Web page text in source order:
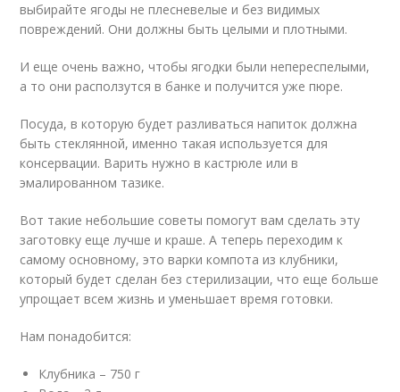
выбирайте ягоды не плесневелые и без видимых
повреждений. Они должны быть целыми и плотными.
И еще очень важно, чтобы ягодки были непереспелыми,
а то они расползутся в банке и получится уже пюре.
Посуда, в которую будет разливаться напиток должна
быть стеклянной, именно такая используется для
консервации. Варить нужно в кастрюле или в
эмалированном тазике.
Вот такие небольшие советы помогут вам сделать эту
заготовку еще лучше и краше. А теперь переходим к
самому основному, это варки компота из клубники,
который будет сделан без стерилизации, что еще больше
упрощает всем жизнь и уменьшает время готовки.
Нам понадобится:
Клубника – 750 г